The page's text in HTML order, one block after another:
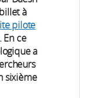
à
pilote
En ce
a
sixième